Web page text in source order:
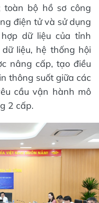
bộ hồ sơ công
điện tử và sử dụng
dữ liệu của tỉnh
liệu, hệ thống hội
nâng cấp, tạo điều
thông suốt giữa các
cầu vận hành mô
2 cấp.